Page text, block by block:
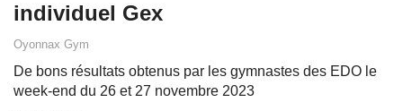
individuel Gex
Oyonnax Gym
De bons résultats obtenus par les gymnastes des EDO le
week-end du 26 et 27 novembre 2023